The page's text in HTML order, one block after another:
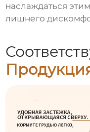
наслаждаться
лишнего